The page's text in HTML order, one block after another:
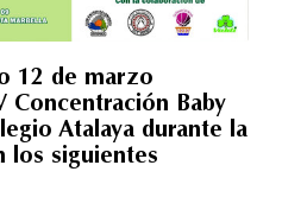
12 de marzo
Concentración Baby
Atalaya durante la
los siguientes